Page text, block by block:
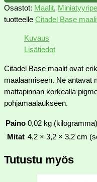
Osastot: Maalit,
tuotteelle Citadel Base
Kuvaus
Lisätiedot
Citadel Base maalit ovat
maalaamiseen. Ne antavat
mattapinnan korkealla
pohjamaalaukseen.
Paino 0,02 kg (kilogramma)
Mitat 4,2 × 3,2 × 3,2 cm
Tutustu myös